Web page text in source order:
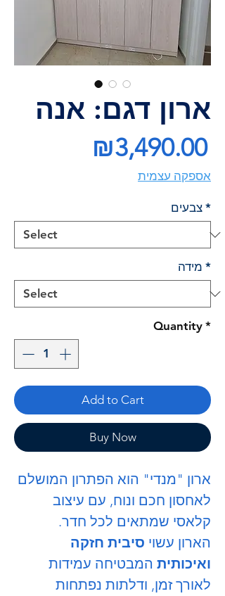
ארון דגם: אנה
₪3,490.00
אספקה עצמית
צבעים *
מידה *
Quantity *
Add to Cart
Buy Now
ארון "מנדי" הוא הפתרון המושלם
לאחסון חכם ונוח, עם עיצוב
קלאסי שמתאים לכל חדר.
הארון עשוי סיבית חזקה
ואיכותית המבטיחה עמידות
לאורך זמן, ודלתות נפתחות